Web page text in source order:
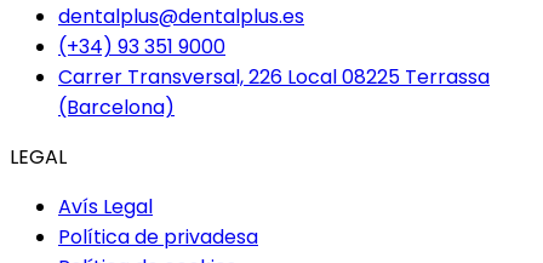
dentalplus@dentalplus.es
(+34) 93 351 9000
Carrer Transversal, 226 Local 08225 Terrassa
(Barcelona)
LEGAL
Avís Legal
Política de privadesa